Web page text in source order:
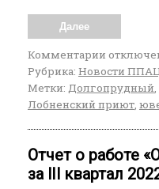
Далее
Комментарии
Рубрика: Новости
Метки: Долгопрудный,
Лобненский приют,
Отчет о работе
за lIl квартал